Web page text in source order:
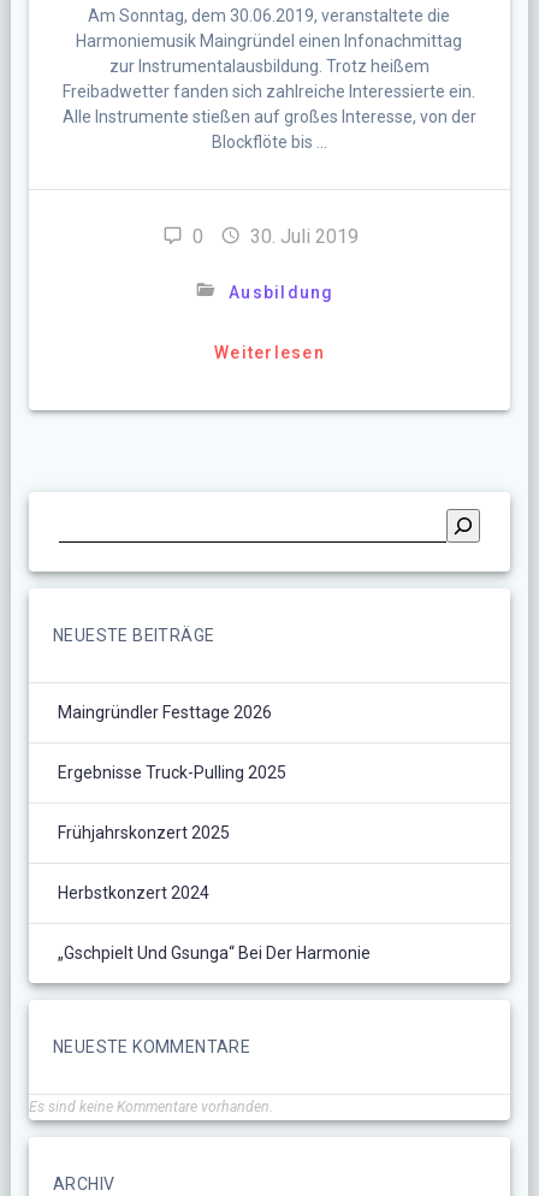
Am Sonntag, dem 30.06.2019, veranstaltete die
Harmoniemusik Maingründel einen Infonachmittag
zur Instrumentalausbildung. Trotz heißem
Freibadwetter fanden sich zahlreiche Interessierte ein.
Alle Instrumente stießen auf großes Interesse, von der
Blockflöte bis …
0 30. Juli 2019
Ausbildung
Weiterlesen
NEUESTE BEITRÄGE
Maingründler Festtage 2026
Ergebnisse Truck-Pulling 2025
Frühjahrskonzert 2025
Herbstkonzert 2024
„Gschpielt Und Gsunga“ Bei Der Harmonie
NEUESTE KOMMENTARE
Es sind keine Kommentare vorhanden.
ARCHIV